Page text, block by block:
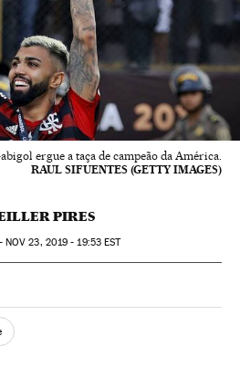
ergue a taça de campeão da América.
RAUL SIFUENTES (GETTY IMAGES)
PIRES
NOV 23, 2019 - 19:53EST
Redes Sociales